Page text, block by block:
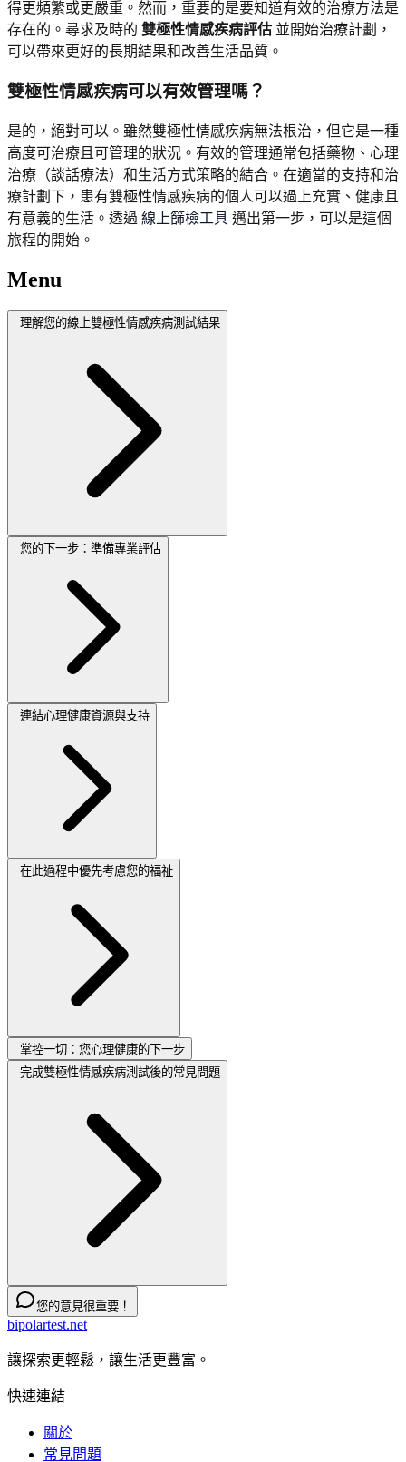
得更頻繁或更嚴重。然而，重要的是要知道有效的治療方法是
存在的。尋求及時的 雙極性情感疾病評估 並開始治療計劃，
可以帶來更好的長期結果和改善生活品質。
雙極性情感疾病可以有效管理嗎？
是的，絕對可以。雖然雙極性情感疾病無法根治，但它是一種
高度可治療且可管理的狀況。有效的管理通常包括藥物、心理
治療（談話療法）和生活方式策略的結合。在適當的支持和治
療計劃下，患有雙極性情感疾病的個人可以過上充實、健康且
有意義的生活。透過 線上篩檢工具 邁出第一步，可以是這個
旅程的開始。
Menu
理解您的線上雙極性情感疾病測試結果
您的下一步：準備專業評估
連結心理健康資源與支持
在此過程中優先考慮您的福祉
掌控一切：您心理健康的下一步
完成雙極性情感疾病測試後的常見問題
您的意見很重要！
bipolartest.net
讓探索更輕鬆，讓生活更豐富。
快速連結
關於
常見問題